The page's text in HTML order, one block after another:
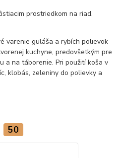
prostriedkom na riad.
varenie guláša a rybích polievok
kuchyne, predovšetkým pre
a na táborenie. Pri použití koša v
klobás, zeleniny do polievky a
50